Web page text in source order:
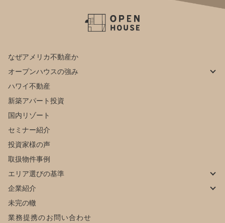
なぜアメリカ不動産か
オープンハウスの強み
ハワイ不動産
新築アパート投資
国内リゾート
セミナー紹介
投資家様の声
取扱物件事例
エリア選びの基準
企業紹介
未完の轍
業務提携のお問い合わせ